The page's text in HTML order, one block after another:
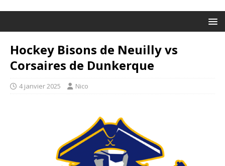
Hockey Bisons de Neuilly vs
Corsaires de Dunkerque
4 janvier 2025 Nico